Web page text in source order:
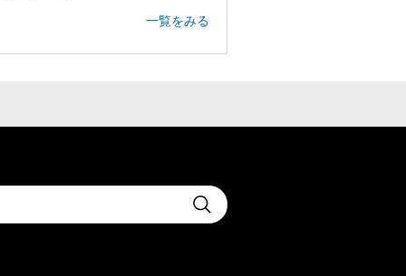
一覧をみる
Submit